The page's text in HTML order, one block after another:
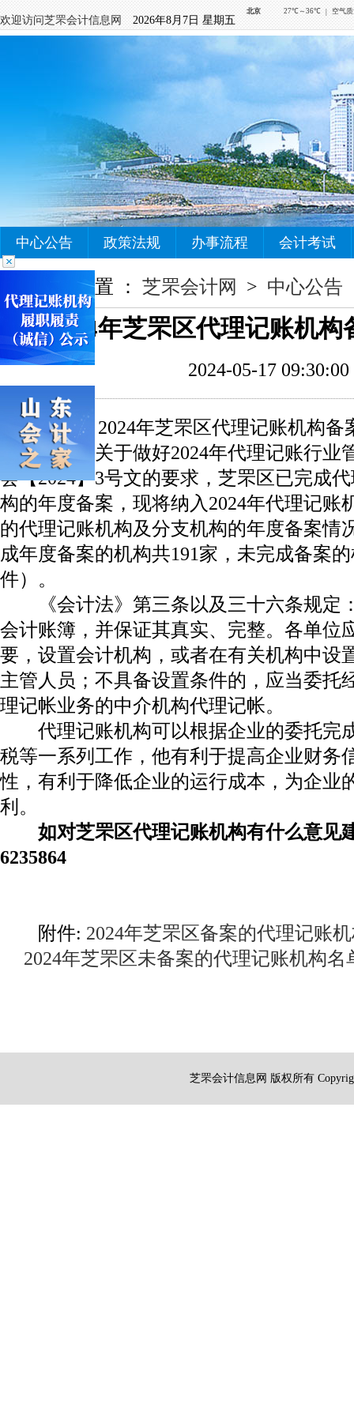
欢迎访问芝罘会计信息网 2026年8月7日 星期五
中心公告 政策法规 办事流程 会计考试
您当前的位置 ： 芝罘会计网 > 中心公告
2024年芝罘区代理记账机构
2024-05-17 09:30:00
2024年芝罘区代理记账机构备
根据《关于做好2024年代理记账行业
会【2024】3号文的要求，芝罘区已完成
构的年度备案，现将纳入2024年代理记账
的代理记账机构及分支机构的年度备案情
成年度备案的机构共191家，未完成备案
件）。
《会计法》第三条以及三十六条规定
会计账簿，并保证其真实、完整。各单位
要，设置会计机构，或者在有关机构中设
主管人员；不具备设置条件的，应当委托
理记帐业务的中介机构代理记帐。
代理记账机构可以根据企业的委托完
税等一系列工作，他有利于提高企业财务
性，有利于降低企业的运行成本，为企业
利。
如对芝罘区代理记账机构有什么意见
6235864
附件: 2024年芝罘区备案的代理记账
2024年芝罘区未备案的代理记账机构名
芝罘会计信息网 版权所有